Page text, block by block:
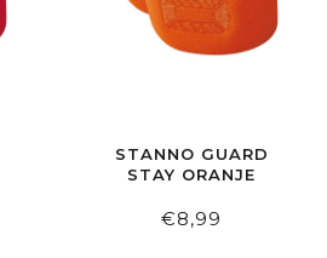
STANNO GUARD
STAY ORANJE
€8,99